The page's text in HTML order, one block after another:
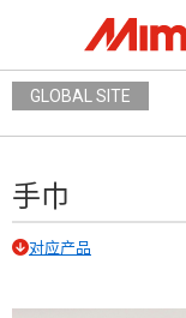
GLOBAL SITE
手巾
对应产品